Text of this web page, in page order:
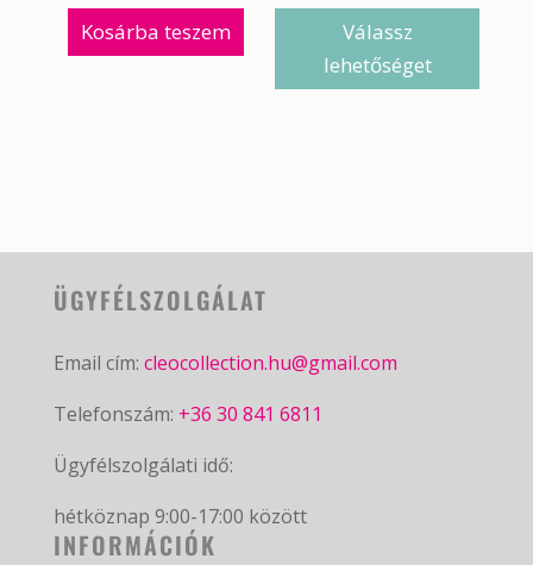
Kosárba teszem
Válassz
lehetőséget
ÜGYFÉLSZOLGÁLAT
Email cím: cleocollection.hu@gmail.com
Telefonszám: +36 30 841 6811
Ügyfélszolgálati idő:
hétköznap 9:00-17:00 között
INFORMÁCIÓK